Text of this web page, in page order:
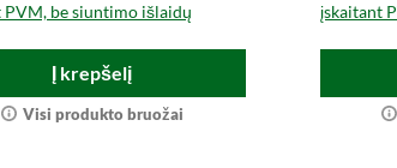
PVM, be siuntimo išlaidų
Į krepšelį
Visi produkto bruožai
įskaitant